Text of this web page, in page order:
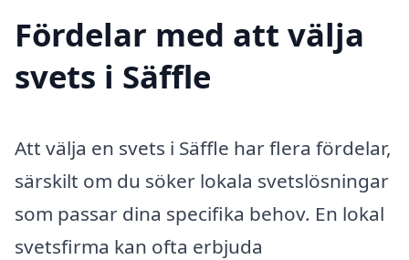
Fördelar med att välja
svets i Säffle
Att välja en svets i Säffle har flera fördelar,
särskilt om du söker lokala svetslösningar
som passar dina specifika behov. En lokal
svetsfirma kan ofta erbjuda